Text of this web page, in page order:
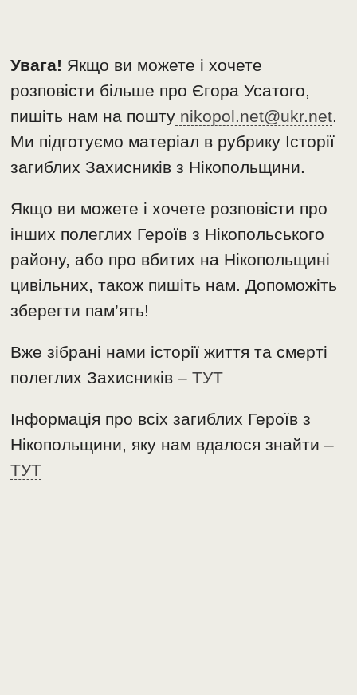
Увага! Якщо ви можете і хочете
розповісти більше про Єгора Усатого,
пишіть нам на пошту nikopol.net@ukr.net.
Ми підготуємо матеріал в рубрику Історії
загиблих Захисників з Нікопольщини.
Якщо ви можете і хочете розповісти про
інших полеглих Героїв з Нікопольського
району, або про вбитих на Нікопольщині
цивільних, також пишіть нам. Допоможіть
зберегти пам’ять!
Вже зібрані нами історії життя та смерті
полеглих Захисників –ТУТ
Інформація про всіх загиблих Героїв з
Нікопольщини, яку нам вдалося знайти –
ТУТ